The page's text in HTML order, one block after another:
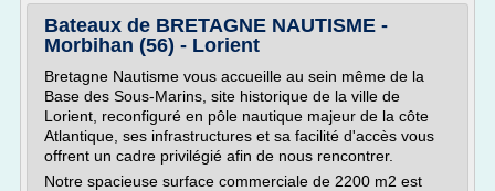
Bateaux de BRETAGNE NAUTISME -
Morbihan (56) - Lorient
Bretagne Nautisme vous accueille au sein même de la
Base des Sous-Marins, site historique de la ville de
Lorient, reconfiguré en pôle nautique majeur de la côte
Atlantique, ses infrastructures et sa facilité d'accès vous
offrent un cadre privilégié afin de nous rencontrer.
Notre spacieuse surface commerciale de 2200 m2 est